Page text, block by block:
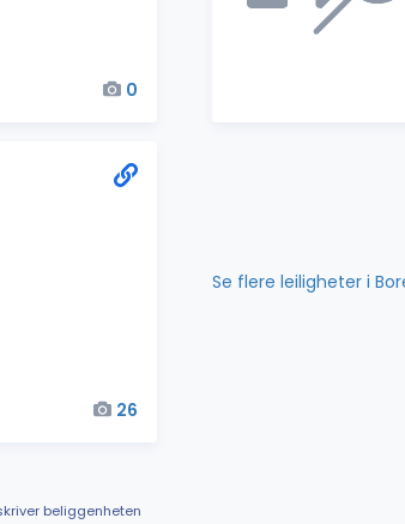
0
26
Se flere leiligheter i
beliggenheten